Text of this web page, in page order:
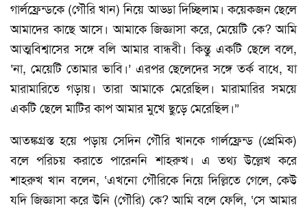
গার্লফ্রেন্ডকে (গৌরি খান) নিয়ে আড্ডা দিচ্ছিলাম। কয়েকজন ছেলে
আমাদের কাছে আসে। আমাকে জিজ্ঞাসা করে, মেয়েটি কে? আমি
আত্মবিশ্বাসের সঙ্গে বলি আমার বান্ধবী। কিন্তু একটি ছেলে বলে,
‘না, মেয়েটি তোমার ভাবি।’ এরপর ছেলেদের সঙ্গে তর্ক বাধে, যা
মারামারিতে গড়ায়। তারা আমাকে মেরেছিল। মারামারির সময়ে
একটি ছেলে মাটির কাপ আমার মুখে ছুড়ে মেরেছিল।”
আতঙ্কগ্রস্ত হয়ে পড়ায় সেদিন গৌরি খানকে গার্লফ্রেন্ড (প্রেমিক)
বলে পরিচয় করাতে পারেননি শাহরুখ। এ তথ্য উল্লেখ করে
শাহরুখ খান বলেন, ‘এখনো গৌরিকে নিয়ে দিল্লিতে গেলে, কেউ
যদি জিজ্ঞাসা করে উনি (গৌরি) কে? আমি বলে ফেলি, ‘সে আমার